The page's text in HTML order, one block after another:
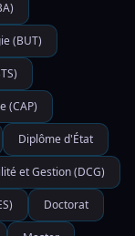
(BUT)
(CAP)
Diplôme d'État
et Gestion (DCG)
Doctorat